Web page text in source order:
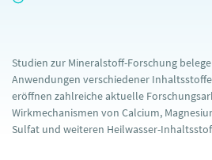
Studien zur Mineralstoff-Forschung
Anwendungen verschiedener
eröffnen zahlreiche aktuelle
Wirkmechanismen von Calcium,
Sulfat und weiteren Heilwasser-